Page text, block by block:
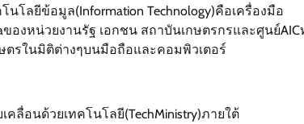
โลยีข้อมูล(Information Technology)คือเครื่องมือ
องหน่วยงานรัฐ เอกชน สถาบันเกษตรกรและศูนย์AIC
ตรในมิติต่างๆบนมือถือและคอมพิวเตอร์
ลื่อนด้วยเทคโนโลยี(TechMinistry)ภายใต้